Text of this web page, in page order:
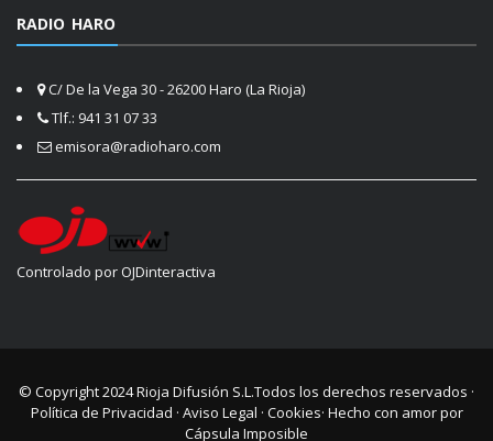
RADIO HARO
C/ De la Vega 30 - 26200 Haro (La Rioja)
Tlf.: 941 31 07 33
emisora@radioharo.com
Controlado por OJDinteractiva
© Copyright 2024Rioja Difusión S.L.Todos los derechos reservados ·
Política de Privacidad · Aviso Legal · Cookies· Hecho con amor por
Cápsula Imposible